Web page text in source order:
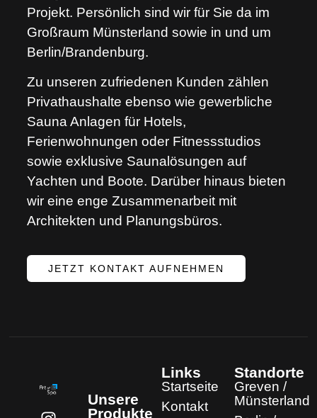
Projekt. Persönlich sind wir für Sie da im
Großraum Münsterland sowie in und um
Berlin/Brandenburg.
Zu unseren zufriedenen Kunden zählen
Privathaushalte ebenso wie gewerbliche
Sauna Anlagen für Hotels,
Ferienwohnungen oder Fitnessstudios
sowie exklusive Saunalösungen auf
Yachten und Boote. Darüber hinaus bieten
wir eine enge Zusammenarbeit mit
Architekten und Planungsbüros.
JETZT KONTAKT AUFNEHMEN
Unsere
Produkte
Links
Startseite
Kontakt
Standorte
Greven /
Münsterland